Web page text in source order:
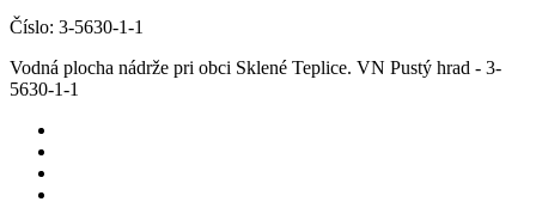
Číslo: 3-5630-1-1
Vodná plocha nádrže pri obci Sklené Teplice. VN Pustý hrad - 3-
5630-1-1